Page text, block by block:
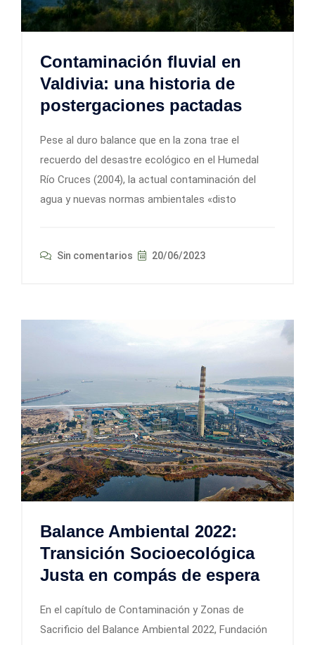
Contaminación fluvial en
Valdivia: una historia de
postergaciones pactadas
Pese al duro balance que en la zona trae el
recuerdo del desastre ecológico en el Humedal
Río Cruces (2004), la actual contaminación del
agua y nuevas normas ambientales «disto
Sin comentarios 20/06/2023
Balance Ambiental 2022:
Transición Socioecológica
Justa en compás de espera
En el capítulo de Contaminación y Zonas de
Sacrificio del Balance Ambiental 2022, Fundación